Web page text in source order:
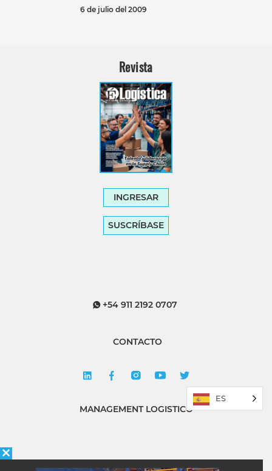
6 de julio del 2009
Revista
INGRESAR
SUSCRÍBASE
+54 911 2192 0707
CONTACTO
MANAGEMENT LOGISTICO
ES